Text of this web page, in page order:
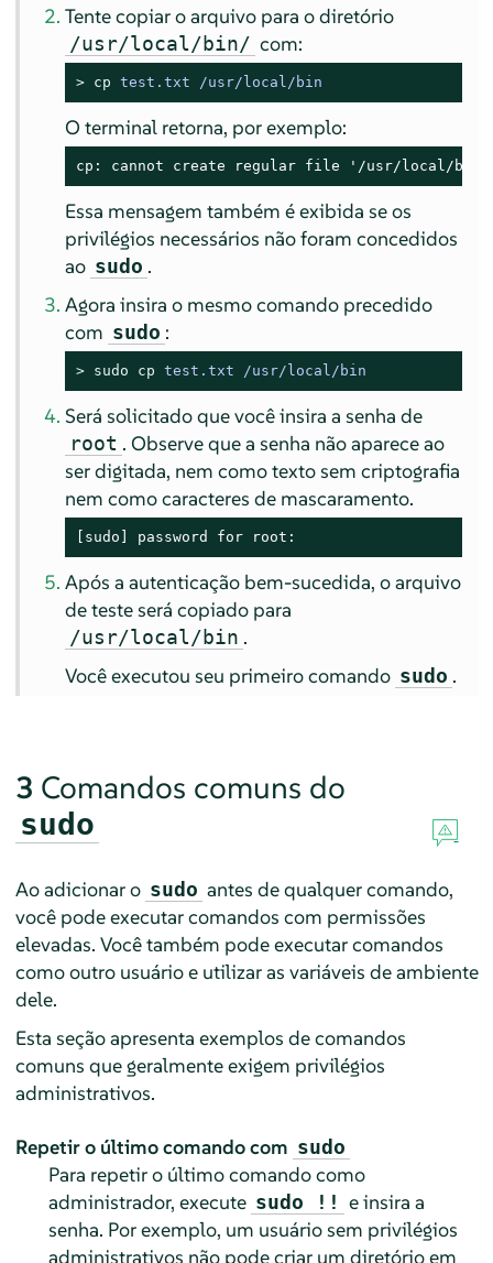
Tente copiar o arquivo para o diretório
/usr/local/bin/ com:
> cp test.txt /usr/local/bin
O terminal retorna, por exemplo:
cp: cannot create regular file '/usr/local/bin/
Essa mensagem também é exibida se os
privilégios necessários não foram concedidos
ao sudo .
Agora insira o mesmo comando precedido
com sudo :
> sudo cp test.txt /usr/local/bin
Será solicitado que você insira a senha de
root . Observe que a senha não aparece ao
ser digitada, nem como texto sem criptografia
nem como caracteres de mascaramento.
[sudo] password for root:
Após a autenticação bem-sucedida, o arquivo
de teste será copiado para
/usr/local/bin .
Você executou seu primeiro comando sudo .
3 Comandos comuns do
sudo
Ao adicionar o sudo antes de qualquer comando,
você pode executar comandos com permissões
elevadas. Você também pode executar comandos
como outro usuário e utilizar as variáveis de ambiente
dele.
Esta seção apresenta exemplos de comandos
comuns que geralmente exigem privilégios
administrativos.
Repetir o último comando com sudo
Para repetir o último comando como
administrador, execute sudo !! e insira a
senha. Por exemplo, um usuário sem privilégios
administrativos não pode criar um diretório em